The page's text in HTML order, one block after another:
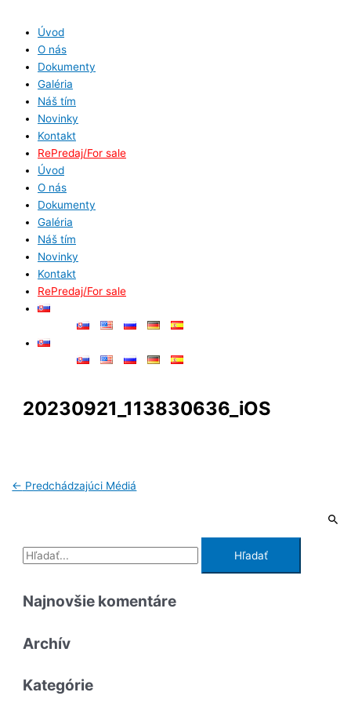
Úvod
O nás
Dokumenty
Galéria
Náš tím
Novinky
Kontakt
RePredaj/For sale
Úvod
O nás
Dokumenty
Galéria
Náš tím
Novinky
Kontakt
RePredaj/For sale
20230921_113830636_iOS
← Predchádzajúci Médiá
y
h
d
a
ť
Najnovšie komentáre
Archív
Kategórie